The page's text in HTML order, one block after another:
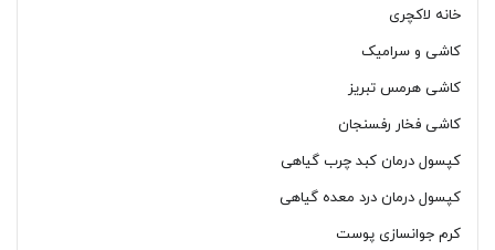
خانه لاکچری
کاشی و سرامیک
کاشی هرمس تبریز
کاشی فخار رفسنجان
کپسول درمان کبد چرب گیاهی
کپسول درمان درد معده گیاهی
کرم جوانسازی پوست